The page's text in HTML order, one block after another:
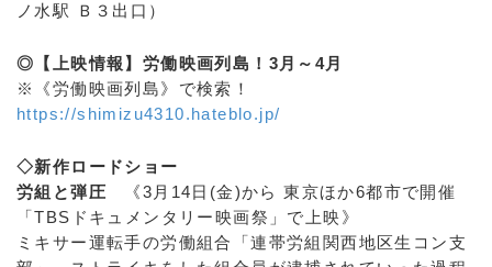
ノ水駅 Ｂ３出口）
◎【上映情報】労働映画列島！3月～4月
※《労働映画列島》で検索！
https://shimizu4310.hateblo.jp/
◇新作ロードショー
労組と弾圧 《3月14日(金)から 東京ほか6都市で開催
「TBSドキュメンタリー映画祭」で上映》
ミキサー運転手の労働組合「連帯労組関西地区生コン支